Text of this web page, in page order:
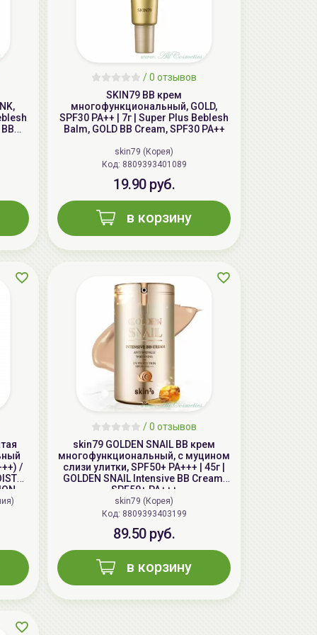
AiliCode Гель-масло для душа Сочная
25.53 руб. -21%
/0 отзывов
SKIN79 ВВ крем
многофункциональный, GOLD,
SPF30 PA++ | 7г | Super Plus Beblesh
Balm, GOLD BB Cream, SPF30 PA++
skin79 (Корея)
Код: 8809393401089
19.90 руб.
в корзину
/
/0 отзывов
skin79 GOLDEN SNAIL ВВ крем
многофункциональный, с муцином
слизи улитки, SPF50+ PA+++ | 45г |
GOLDEN SNAIL Intensive BB Cream,
SPF50+ PA+++
skin79 (Корея)
Код: 8809393403199
89.50 руб.
в корзину